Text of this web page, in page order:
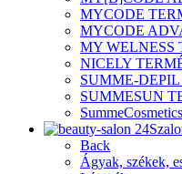
MYCODE
MYCODE
MY WELNESS
NICELY
SUMME-
SUMMESUN
Back
Ágyak, székek,